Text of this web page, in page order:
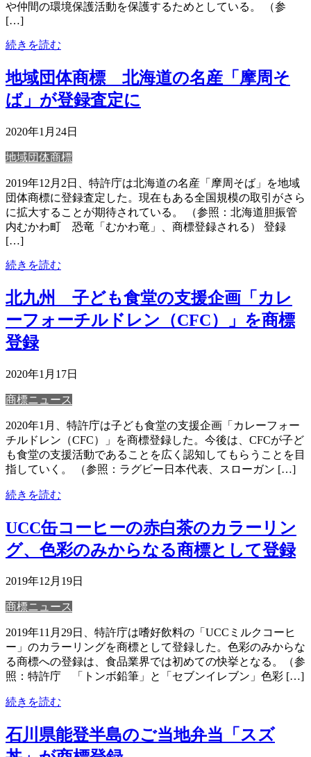
や仲間の環境保護活動を保護するためとしている。 （参
[…]
続きを読む
地域団体商標 北海道の名産「摩周そ
ば」が登録査定に
2020年1月24日
地域団体商標
2019年12月2日、特許庁は北海道の名産「摩周そば」を地域
団体商標に登録査定した。現在もある全国規模の取引がさら
に拡大することが期待されている。 （参照：北海道胆振管
内むかわ町 恐竜「むかわ竜」、商標登録される） 登録
[…]
続きを読む
北九州 子ども食堂の支援企画「カレ
ーフォーチルドレン（CFC）」を商標
登録
2020年1月17日
商標ニュース
2020年1月、特許庁は子ども食堂の支援企画「カレーフォー
チルドレン（CFC）」を商標登録した。今後は、CFCが子ど
も食堂の支援活動であることを広く認知してもらうことを目
指していく。 （参照：ラグビー日本代表、スローガン […]
続きを読む
UCC缶コーヒーの赤白茶のカラーリン
グ、色彩のみからなる商標として登録
2019年12月19日
商標ニュース
2019年11月29日、特許庁は嗜好飲料の「UCCミルクコーヒ
ー」のカラーリングを商標として登録した。色彩のみからな
る商標への登録は、食品業界では初めての快挙となる。（参
照：特許庁 「トンボ鉛筆」と「セブンイレブン」色彩 […]
続きを読む
石川県能登半島のご当地弁当「スズ